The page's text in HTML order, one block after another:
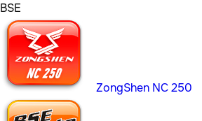
BSE
ZongShen NC 250